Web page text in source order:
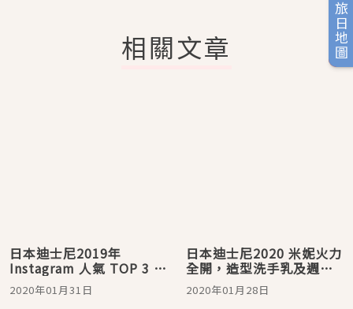
旅日地圖
相關文章
日本迪士尼2019年
Instagram 人氣 TOP 3 冠
軍居然不是米奇米妮而
是？！
2020年01月31日
日本迪士尼2020 米妮火力
全開，造型洗手乳及週邊
產品等著你
2020年01月28日